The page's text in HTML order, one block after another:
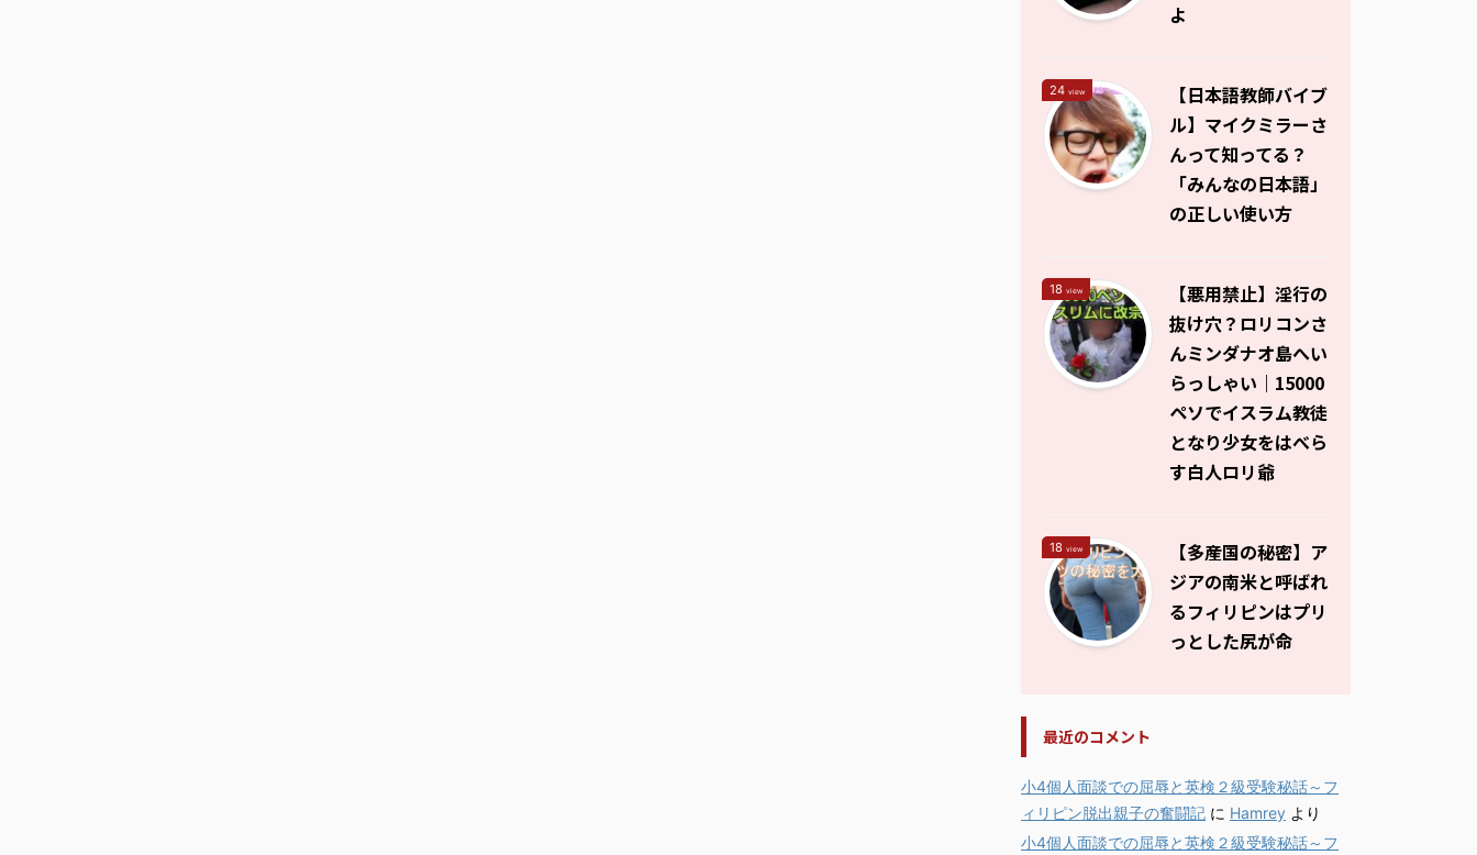
よ
24 view
【日本語教師バイブ
ル】マイクミラーさ
んって知ってる？
「みんなの日本語」
の正しい使い方
18 view
【悪用禁止】淫行の
抜け穴？ロリコンさ
んミンダナオ島へい
らっしゃい｜15000
ペソでイスラム教徒
となり少女をはべら
す白人ロリ爺
18 view
【多産国の秘密】ア
ジアの南米と呼ばれ
るフィリピンはプリ
っとした尻が命
最近のコメント
小4個人面談での屈辱と英検２級受験秘話～フ
ィリピン脱出親子の奮闘記 に Hamrey より
小4個人面談での屈辱と英検２級受験秘話～フ